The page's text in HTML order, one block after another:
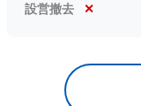
設営撤去 ✕